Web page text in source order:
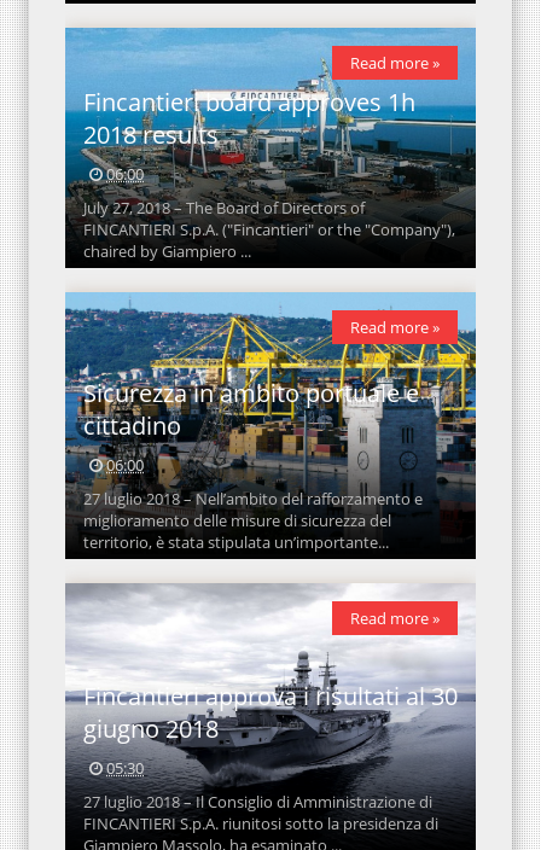
Fincantieri board approves 1h
2018 results
06:00
July 27, 2018 – The Board of Directors of
FINCANTIERI S.p.A. ("Fincantieri" or the "Company"),
chaired by Giampiero ...
Read more »
Sicurezza in ambito portuale e
cittadino
06:00
27 luglio 2018 – Nell’ambito del rafforzamento e
miglioramento delle misure di sicurezza del
territorio, è stata stipulata un’importante...
Read more »
Fincantieri approva i risultati al 30
giugno 2018
05:30
27 luglio 2018 – Il Consiglio di Amministrazione di
FINCANTIERI S.p.A. riunitosi sotto la presidenza di
Giampiero Massolo, ha esaminato ...
Read more »